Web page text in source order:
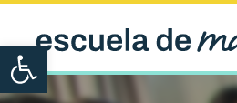
Open toolbar